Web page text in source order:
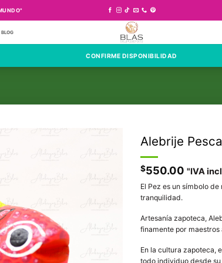
BLOG
CONFIRME DISPONIBILIDAD
Alebrije
$550.00 "IVA
El Pez es un símbolo
tranquilidad.
Artesanía zapoteca,
finamente por
En la cultura zapoteca,
todo individuo desde